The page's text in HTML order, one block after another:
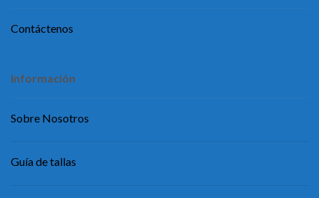
Contáctenos
Información
Sobre Nosotros
Guía de tallas